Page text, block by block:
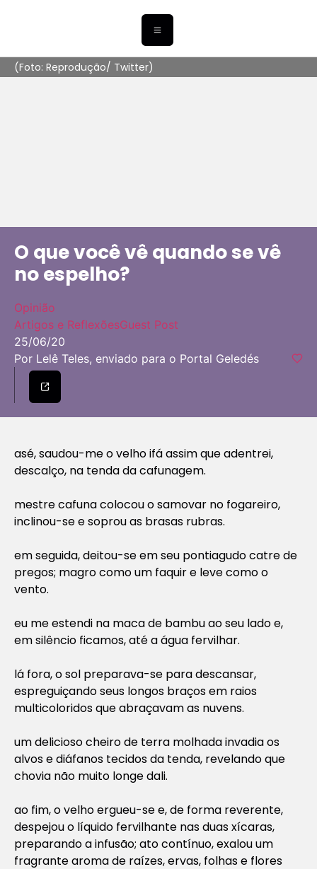
(Foto: Reprodução/ Twitter)
O que você vê quando se vê
no espelho?
Opinião
Artigos e ReflexõesGuest Post
25/06/20
Por Lelê Teles, enviado para o Portal Geledés
asé, saudou-me o velho ifá assim que adentrei,
descalço, na tenda da cafunagem.
mestre cafuna colocou o samovar no fogareiro,
inclinou-se e soprou as brasas rubras.
em seguida, deitou-se em seu pontiagudo catre de
pregos; magro como um faquir e leve como o
vento.
eu me estendi na maca de bambu ao seu lado e,
em silêncio ficamos, até a água fervilhar.
lá fora, o sol preparava-se para descansar,
espreguiçando seus longos braços em raios
multicoloridos que abraçavam as nuvens.
um delicioso cheiro de terra molhada invadia os
alvos e diáfanos tecidos da tenda, revelando que
chovia não muito longe dali.
ao fim, o velho ergueu-se e, de forma reverente,
despejou o líquido fervilhante nas duas xícaras,
preparando a infusão; ato contínuo, exalou um
fragrante aroma de raízes, ervas, folhas e flores